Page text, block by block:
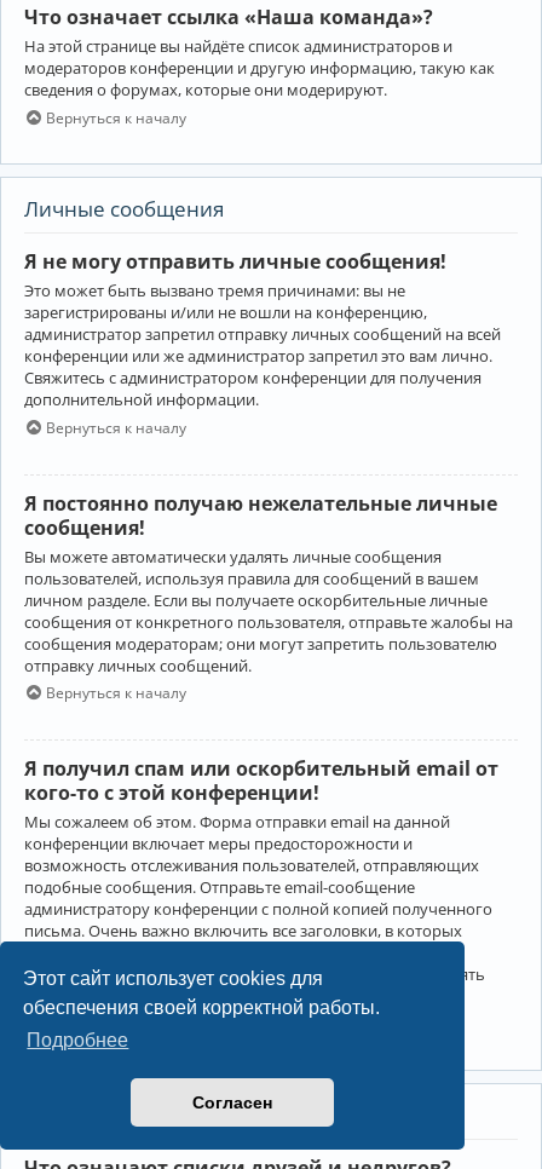
Этот сайт использует cookies для
обеспечения своей корректной работы.
Подробнее
Согласен
Что означает ссылка «Наша команда»?
На этой странице вы найдёте список администраторов и
модераторов конференции и другую информацию, такую как
сведения о форумах, которые они модерируют.
Вернуться к началу
Личные сообщения
Я не могу отправить личные сообщения!
Это может быть вызвано тремя причинами: вы не
зарегистрированы и/или не вошли на конференцию,
администратор запретил отправку личных сообщений на всей
конференции или же администратор запретил это вам лично.
Свяжитесь с администратором конференции для получения
дополнительной информации.
Вернуться к началу
Я постоянно получаю нежелательные личные
сообщения!
Вы можете автоматически удалять личные сообщения
пользователей, используя правила для сообщений в вашем
личном разделе. Если вы получаете оскорбительные личные
сообщения от конкретного пользователя, отправьте жалобы на
сообщения модераторам; они могут запретить пользователю
отправку личных сообщений.
Вернуться к началу
Я получил спам или оскорбительный email от
кого-то с этой конференции!
Мы сожалеем об этом. Форма отправки email на данной
конференции включает меры предосторожности и
возможность отслеживания пользователей, отправляющих
подобные сообщения. Отправьте email-сообщение
администратору конференции с полной копией полученного
письма. Очень важно включить все заголовки, в которых
Администратор конференции сможет в этом случае принять
меры.
Друзья и недруги